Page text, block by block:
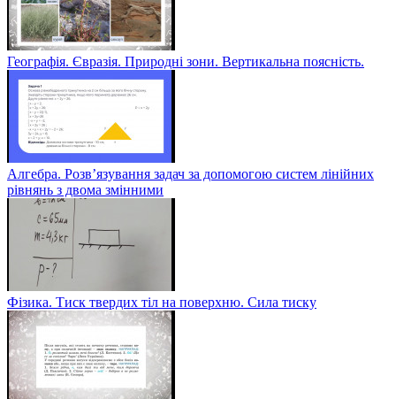
Географія. Євразія. Природні зони. Вертикальна поясність.
Алгебра. Розв’язування задач за допомогою систем лінійних
рівнянь з двома змінними
Фізика. Тиск твердих тіл на поверхню. Сила тиску